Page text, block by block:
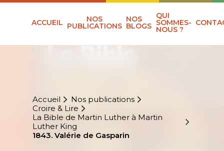
ACCUEIL NOS
PUBLICATIONS
NOS
BLOGS
QUI
SOMMES-
NOUS ?
Accueil
Nos publications
Croire & Lire
La Bible de Martin Luther à Martin
Luther King
1843. Valérie de Gasparin